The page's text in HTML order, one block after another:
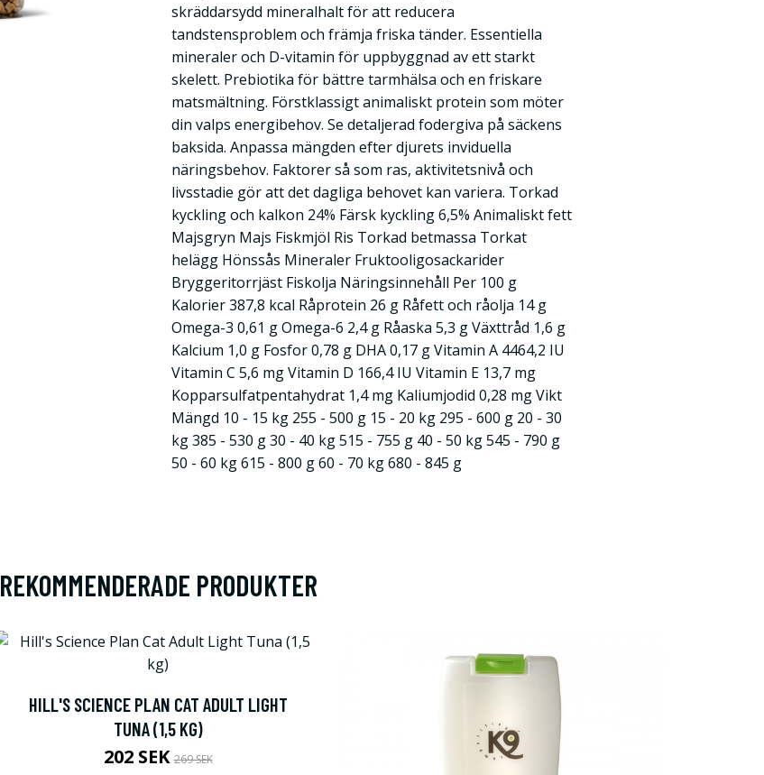
skräddarsydd mineralhalt för att reducera
tandstensproblem och främja friska tänder. Essentiella
mineraler och D-vitamin för uppbyggnad av ett starkt
skelett. Prebiotika för bättre tarmhälsa och en friskare
matsmältning. Förstklassigt animaliskt protein som möter
din valps energibehov. Se detaljerad fodergiva på säckens
baksida. Anpassa mängden efter djurets inviduella
näringsbehov. Faktorer så som ras, aktivitetsnivå och
livsstadie gör att det dagliga behovet kan variera. Torkad
kyckling och kalkon 24% Färsk kyckling 6,5% Animaliskt fett
Majsgryn Majs Fiskmjöl Ris Torkad betmassa Torkat
helägg Hönssås Mineraler Fruktooligosackarider
Bryggeritorrjäst Fiskolja Näringsinnehåll Per 100 g
Kalorier 387,8 kcal Råprotein 26 g Råfett och råolja 14 g
Omega-3 0,61 g Omega-6 2,4 g Råaska 5,3 g Växttråd 1,6 g
Kalcium 1,0 g Fosfor 0,78 g DHA 0,17 g Vitamin A 4464,2 IU
Vitamin C 5,6 mg Vitamin D 166,4 IU Vitamin E 13,7 mg
Kopparsulfatpentahydrat 1,4 mg Kaliumjodid 0,28 mg Vikt
Mängd 10 - 15 kg 255 - 500 g 15 - 20 kg 295 - 600 g 20 - 30
kg 385 - 530 g 30 - 40 kg 515 - 755 g 40 - 50 kg 545 - 790 g
50 - 60 kg 615 - 800 g 60 - 70 kg 680 - 845 g
REKOMMENDERADE PRODUKTER
HILL'S SCIENCE PLAN CAT ADULT LIGHT
TUNA (1,5 KG)
202 SEK269 SEK